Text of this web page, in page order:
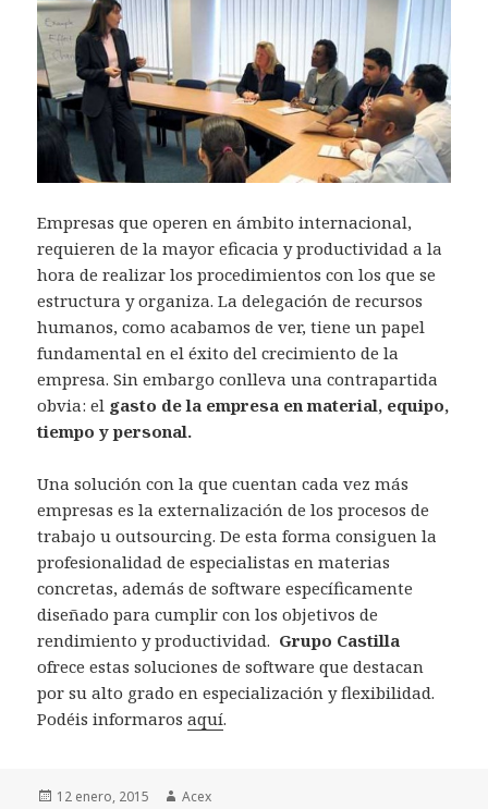
Empresas que operen en ámbito internacional,
requieren de la mayor eficacia y productividad a la
hora de realizar los procedimientos con los que se
estructura y organiza. La delegación de recursos
humanos, como acabamos de ver, tiene un papel
fundamental en el éxito del crecimiento de la
empresa. Sin embargo conlleva una contrapartida
obvia: el gasto de la empresa en material, equipo,
tiempo y personal.
Una solución con la que cuentan cada vez más
empresas es la externalización de los procesos de
trabajo u outsourcing. De esta forma consiguen la
profesionalidad de especialistas en materias
concretas, además de software específicamente
diseñado para cumplir con los objetivos de
rendimiento y productividad. Grupo Castilla
ofrece estas soluciones de software que destacan
por su alto grado en especialización y flexibilidad.
Podéis informarosaquí.
Publicado
12 enero, 2015 Autor
Acex